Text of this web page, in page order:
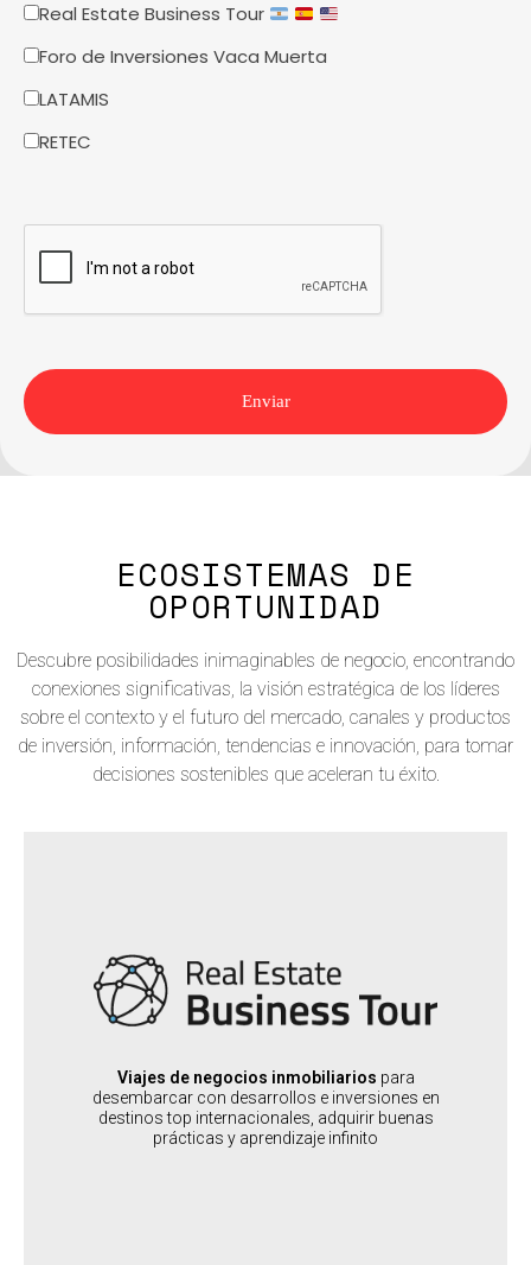
Real Estate Business Tour
Foro de Inversiones Vaca Muerta
LATAMIS
RETEC
Enviar
ECOSISTEMAS DE
OPORTUNIDAD
Descubre posibilidades inimaginables de negocio, encontrando
conexiones significativas, la visión estratégica de los líderes
sobre el contexto y el futuro del mercado, canales y productos
de inversión, información, tendencias e innovación, para tomar
decisiones sostenibles que aceleran tu éxito.
Viajes de negocios inmobiliarios para
desembarcar con desarrollos e inversiones en
destinos top internacionales, adquirir buenas
prácticas y aprendizaje infinito
Desarrolladores, Brokers, Inversores y toda la cadena de
valor del Real Estate
QUIENES NOS RECIBEN
:
DESTINOS
:
USA, España, Buenos Aires